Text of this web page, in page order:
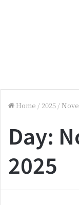
Home /2025 /
Day:
2025